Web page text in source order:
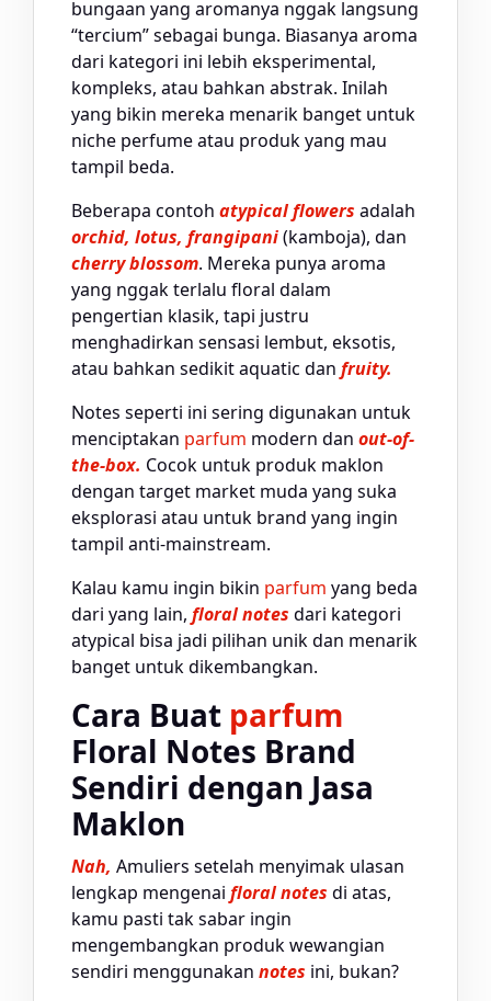
bungaan yang aromanya nggak langsung
“tercium” sebagai bunga. Biasanya aroma
dari kategori ini lebih eksperimental,
kompleks, atau bahkan abstrak. Inilah
yang bikin mereka menarik banget untuk
niche perfume atau produk yang mau
tampil beda.
Beberapa contoh atypical flowers adalah
orchid, lotus, frangipani(kamboja), dan
cherry blossom. Mereka punya aroma
yang nggak terlalu floral dalam
pengertian klasik, tapi justru
menghadirkan sensasi lembut, eksotis,
atau bahkan sedikit aquatic dan fruity.
Notes seperti ini sering digunakan untuk
menciptakan parfum modern dan out-of-
the-box. Cocok untuk produk maklon
dengan target market muda yang suka
eksplorasi atau untuk brand yang ingin
tampil anti-mainstream.
Kalau kamu ingin bikin parfum yang beda
dari yang lain, floral notes dari kategori
atypical bisa jadi pilihan unik dan menarik
banget untuk dikembangkan.
Cara Buat parfum
Floral Notes Brand
Sendiri dengan Jasa
Maklon
Nah, Amuliers setelah menyimak ulasan
lengkap mengenai floral notes di atas,
kamu pasti tak sabar ingin
mengembangkan produk wewangian
sendiri menggunakan notes ini, bukan?